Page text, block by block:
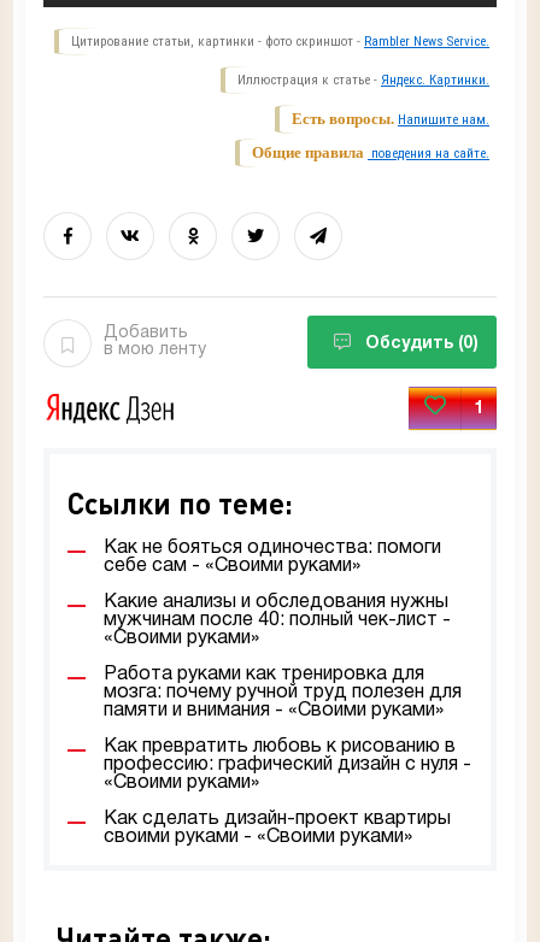
Цитирование статьи, картинки - фото скриншот - Rambler News Service.
Иллюстрация к статье - Яндекс. Картинки.
Есть вопросы. Напишите нам.
Общие правила поведения на сайте.
Добавить
в мою ленту
Обсудить (0)
1
Ссылки по теме:
Как не бояться одиночества: помоги
себе сам - «Своими руками»
Какие анализы и обследования нужны
мужчинам после 40: полный чек-лист -
«Своими руками»
Работа руками как тренировка для
мозга: почему ручной труд полезен для
памяти и внимания - «Своими руками»
Как превратить любовь к рисованию в
профессию: графический дизайн с нуля -
«Своими руками»
Как сделать дизайн-проект квартиры
своими руками - «Своими руками»